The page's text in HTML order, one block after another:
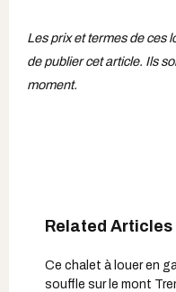
Les prix et termes de ces
de publier cet article. Ils
moment.
Ce chalet à louer en
souffle sur le mont